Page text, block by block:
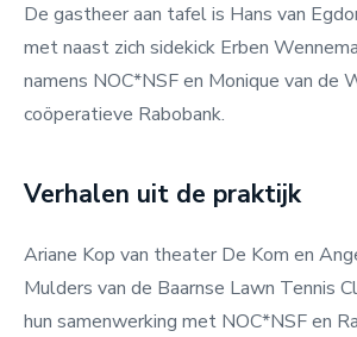
De gastheer aan tafel is Hans van
met naast zich sidekick Erben
namens NOC*NSF en Monique van de
coöperatieve Rabobank.
Verhalen uit de praktijk
Ariane Kop van theater De Kom en
Mulders van de Baarnse Lawn Tennis
hun samenwerking met NOC*NSF en